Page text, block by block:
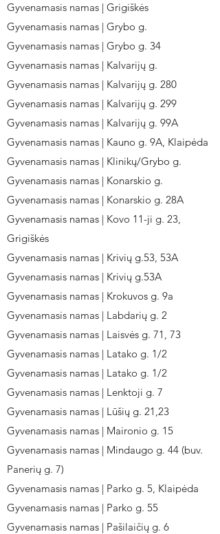
Gyvenamasis namas | Grigiškės
Gyvenamasis namas | Grybo g.
Gyvenamasis namas | Grybo g. 34
Gyvenamasis namas | Kalvarijų g.
Gyvenamasis namas | Kalvarijų g. 280
Gyvenamasis namas | Kalvarijų g. 299
Gyvenamasis namas | Kalvarijų g. 99A
Gyvenamasis namas | Kauno g. 9A, Klaipėda
Gyvenamasis namas | Klinikų/Grybo g.
Gyvenamasis namas | Konarskio g.
Gyvenamasis namas | Konarskio g. 28A
Gyvenamasis namas | Kovo 11-ji g. 23,
Grigiškės
Gyvenamasis namas | Krivių g.53, 53A
Gyvenamasis namas | Krivių g.53A
Gyvenamasis namas | Krokuvos g. 9a
Gyvenamasis namas | Labdarių g. 2
Gyvenamasis namas | Laisvės g. 71, 73
Gyvenamasis namas | Latako g. 1/2
Gyvenamasis namas | Latako g. 1/2
Gyvenamasis namas | Lenktoji g. 7
Gyvenamasis namas | Lūšių g. 21,23
Gyvenamasis namas | Maironio g. 15
Gyvenamasis namas | Mindaugo g. 44 (buv.
Panerių g. 7)
Gyvenamasis namas | Parko g. 5, Klaipėda
Gyvenamasis namas | Parko g. 55
Gyvenamasis namas | Pašilaičių g. 6